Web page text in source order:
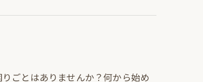
ごとはありませんか？何から始め